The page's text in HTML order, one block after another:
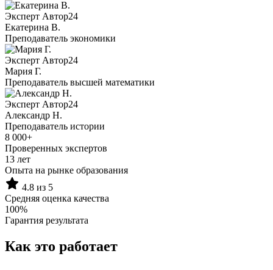
Эксперт Автор24
Екатерина B.
Преподаватель экономики
Эксперт Автор24
Мария Г.
Преподаватель высшей математики
Эксперт Автор24
Александр Н.
Преподаватель истории
8 000+
Проверенных экспертов
13 лет
Опыта на рынке образования
4.8 из 5
Средняя оценка качества
100%
Гарантия результата
Как это работает